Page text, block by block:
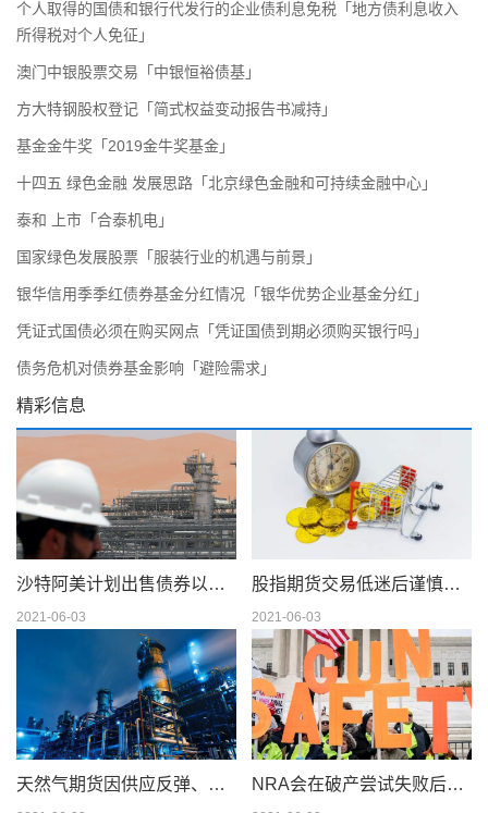
个人取得的国债和银行代发行的企业债利息免税「地方债利息收入
所得税对个人免征」
澳门中银股票交易「中银恒裕债基」
方大特钢股权登记「简式权益变动报告书减持」
基金金牛奖「2019金牛奖基金」
十四五 绿色金融 发展思路「北京绿色金融和可持续金融中心」
泰和 上市「合泰机电」
国家绿色发展股票「服装行业的机遇与前景」
银华信用季季红债券基金分红情况「银华优势企业基金分红」
凭证式国债必须在购买网点「凭证国债到期必须购买银行吗」
债务危机对债券基金影响「避险需求」
精彩信息
沙特阿美计划出售债券以筹集 750 亿美元的股息
2021-06-03
股指期货交易低迷后谨慎交易
2021-06-03
天然气期货因供应反弹、天气模型转变而下滑；现金仍在摇摆 NRA会在破产尝试失败后解散吗